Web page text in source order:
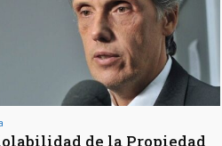
de la Propiedad